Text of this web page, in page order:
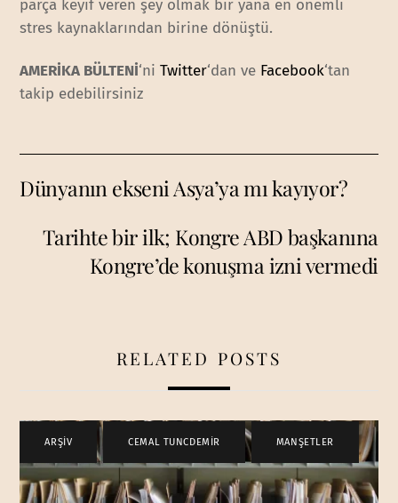
parça keyif veren şey olmak bir yana en önemli
stres kaynaklarından birine dönüştü.
AMERİKA BÜLTENİ‘niTwitter‘dan ve Facebook‘tan
takip edebilirsiniz
Dünyanın ekseni Asya’ya mı kayıyor?
Tarihte bir ilk; Kongre ABD başkanına
Kongre’de konuşma izni vermedi
RELATED POSTS
ARŞİV CEMAL TUNCDEMİR , MANŞETLER